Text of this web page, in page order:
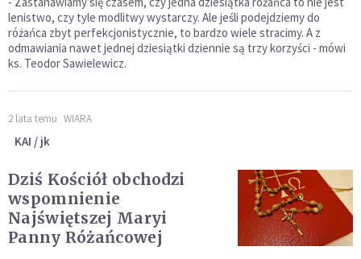
lenistwo, czy tyle modlitwy wystarczy. Ale jeśli podejdziemy do
różańca zbyt perfekcjonistycznie, to bardzo wiele stracimy. A z
odmawiania nawet jednej dziesiątki dziennie są trzy korzyści - mówi
ks. Teodor Sawielewicz.
2 lata temu WIARA
KAI / jk
Dziś Kościół obchodzi
wspomnienie
Najświętszej Maryi
Panny Różańcowej